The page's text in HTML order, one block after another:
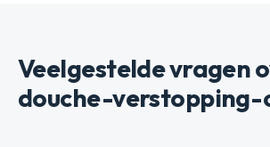
Veelgestelde vragen
douche-verstopping-